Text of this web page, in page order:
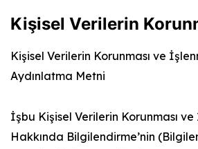
Kişisel Verilerin
Kişisel Verilerin Korunması ve
Aydınlatma Metni
İşbu Kişisel Verilerin Korunması
Hakkında Bilgilendirme’nin